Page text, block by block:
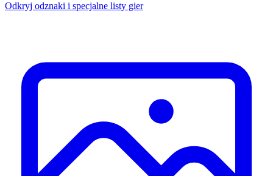
Odkryj odznaki i specjalne listy gier